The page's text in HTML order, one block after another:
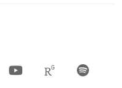
Youtube